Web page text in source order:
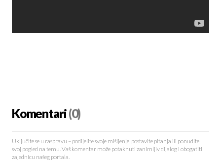
Komentari(0)
Uključite se u raspravu – podijelite svoje mišljenje, postavite pitanja ili ponudite
svoj pogled na temu. Vaš komentar može potaknuti zanimljiv dijalog i obogatiti
zajednicu našeg portala.